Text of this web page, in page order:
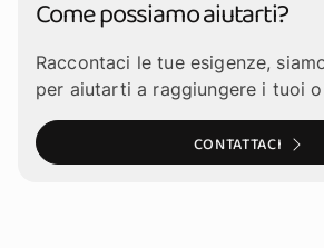
Come possiamo aiutarti?
Raccontaci le tue esigenze,
per aiutarti a raggiungere i tuoi
CONTATTACI